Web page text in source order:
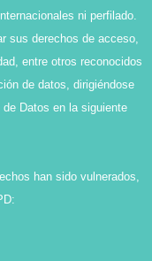
ni perfilado.
sus derechos de acceso,
entre otros reconocidos
de datos, dirigiéndose
Datos en la siguiente
han sido vulnerados,